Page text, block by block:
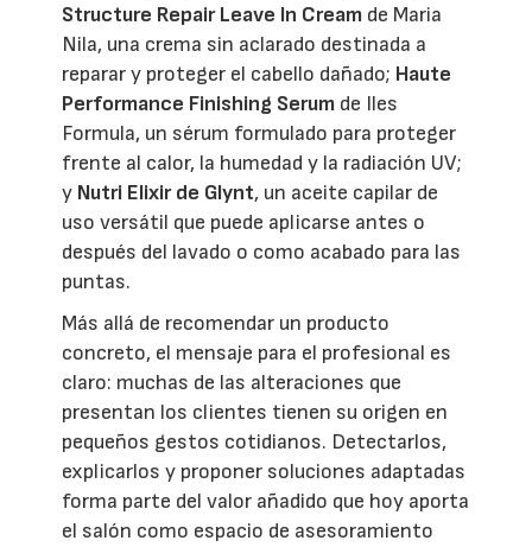
Structure Repair Leave In Cream de Maria
Nila, una crema sin aclarado destinada a
reparar y proteger el cabello dañado; Haute
Performance Finishing Serum de Iles
Formula, un sérum formulado para proteger
frente al calor, la humedad y la radiación UV;
y Nutri Elixir de Glynt, un aceite capilar de
uso versátil que puede aplicarse antes o
después del lavado o como acabado para las
puntas.
Más allá de recomendar un producto
concreto, el mensaje para el profesional es
claro: muchas de las alteraciones que
presentan los clientes tienen su origen en
pequeños gestos cotidianos. Detectarlos,
explicarlos y proponer soluciones adaptadas
forma parte del valor añadido que hoy aporta
el salón como espacio de asesoramiento